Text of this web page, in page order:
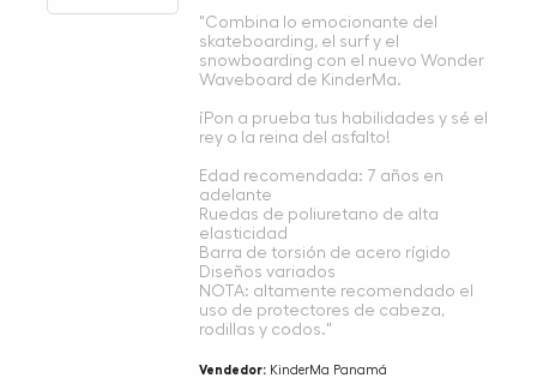
"Combina lo emocionante del
skateboarding, el surf y el
snowboarding con el nuevo Wonder
Waveboard de KinderMa.
¡Pon a prueba tus habilidades y sé el
rey o la reina del asfalto!
Edad recomendada: 7 años en
adelante
Ruedas de poliuretano de alta
elasticidad
Barra de torsión de acero rígido
Diseños variados
NOTA: altamente recomendado el
uso de protectores de cabeza,
rodillas y codos."
Vendedor: KinderMa Panamá